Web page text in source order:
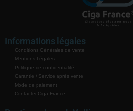
Informations légales
Conditions Générales de vente
Mentions Légales
Politique de confidentialité
Garantie / Service après vente
Mode de paiement
Contacter Ciga France